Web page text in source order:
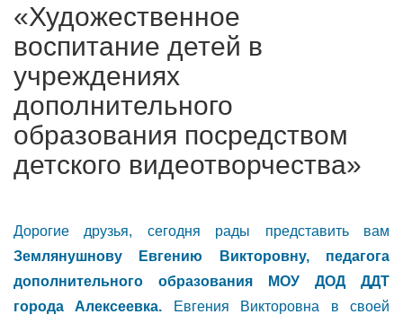
«Художественное
воспитание детей в
учреждениях
дополнительного
образования посредством
детского видеотворчества»
Дорогие друзья, сегодня рады представить вам
Землянушнову Евгению Викторовну, педагога
дополнительного образования МОУ ДОД ДДТ
города Алексеевка. Евгения Викторовна в своей